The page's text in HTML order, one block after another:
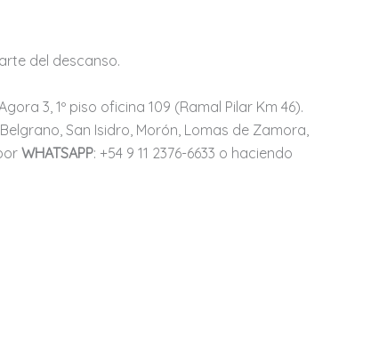
del descanso.
3, 1º piso oficina 109 (Ramal Pilar Km 46).
San Isidro, Morón, Lomas de Zamora,
WHATSAPP: +54 9 11 2376-6633 o haciendo